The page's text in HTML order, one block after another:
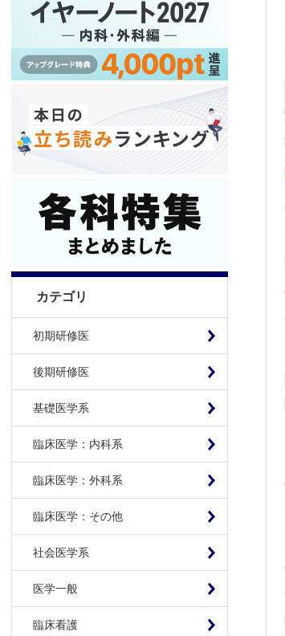
カテゴリ
初期研修医
後期研修医
基礎医学系
臨床医学：内科系
臨床医学：外科系
臨床医学：その他
社会医学系
医学一般
臨床看護